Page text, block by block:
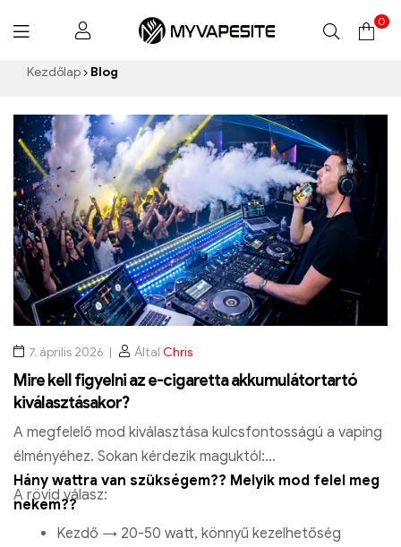
0
Kezdőlap Blog
7. április 2026 Által Chris
Mire kell figyelni az e-cigaretta akkumulátortartó
kiválasztásakor?
A megfelelő mod kiválasztása kulcsfontosságú a vaping
élményéhez. Sokan kérdezik maguktól:
Hány wattra van szükségem?? Melyik mod felel meg
nekem??
A rövid válasz:
Kezdő → 20-50 watt, könnyű kezelhetőség